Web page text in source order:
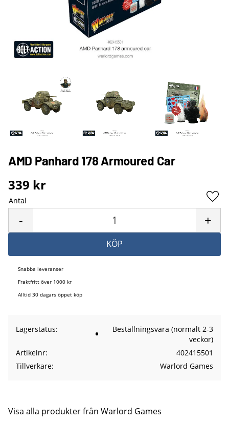
AMD Panhard 178 Armoured Car
339 kr
Antal
+
-
KÖP
Snabba leveranser
Fraktfritt över 1000 kr
Alltid 30 dagars öppet köp
Lagerstatus
Beställningsvara (normalt 2-3
veckor)
Artikelnr
402415501
Tillverkare
Warlord Games
Visa alla produkter från Warlord Games